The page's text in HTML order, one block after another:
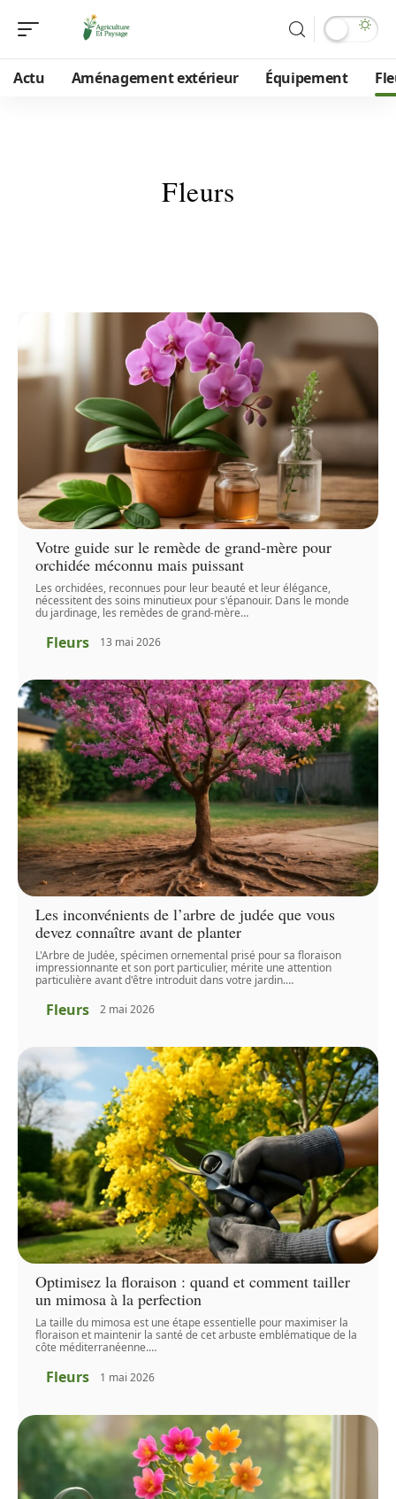
Actu Aménagement extérieur Équipement
Fleurs
Votre guide sur le remède de grand-mère pour
orchidée méconnu mais puissant
Les orchidées, reconnues pour leur beauté et leur élégance,
nécessitent des soins minutieux pour s'épanouir. Dans le monde
du jardinage, les remèdes de grand-mère…
Fleurs 13 mai 2026
Les inconvénients de l’arbre de judée que vous
devez connaître avant de planter
L'Arbre de Judée, spécimen ornemental prisé pour sa floraison
impressionnante et son port particulier, mérite une attention
particulière avant d'être introduit dans votre jardin.…
Fleurs 2 mai 2026
Optimisez la floraison : quand et comment tailler
un mimosa à la perfection
La taille du mimosa est une étape essentielle pour maximiser la
floraison et maintenir la santé de cet arbuste emblématique de la
côte méditerranéenne.…
Fleurs 1 mai 2026